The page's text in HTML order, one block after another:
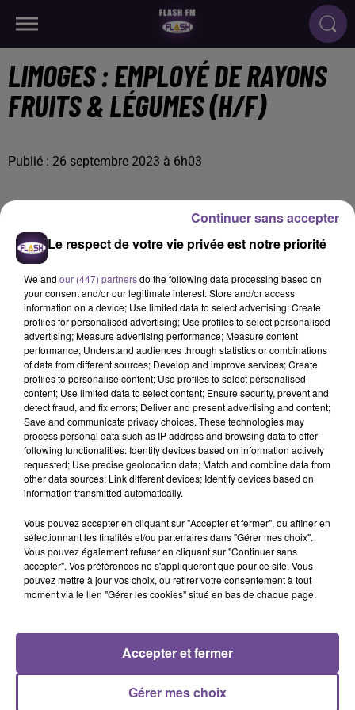
LIMOGES : EMPLOYÉ DE RAYONS
FRUITS & LÉGUMES (H/F)
Publié : 26 septembre 2023 à 6h03
Un magasin de Limoges recherche un employé de rayon
fruits & légumes (H/F). Vos principales missions seront : la
mise en rayon de la livraison du jour (et de la rotation
produits), le tri des produits (qualité), la réalisation du
balisage et de l'étiquetage produits et la bonne tenue globale
du périmètre (propreté, ruptures…). Dynamique, vous êtes
rigoureux et organisé. Vous savez faire preuve d’autonomie.
Référence de l’offre Pôle Emploi : 162CLHT
Le respect de votre vie privée est notre priorité
We and our (447) partnersdo the following data processing based on
your consent and/or our legitimate interest: Store and/or access
information on a device; Use limited data to select advertising; Create
profiles for personalised advertising; Use profiles to select personalised
advertising; Measure advertising performance; Measure content
performance; Understand audiences through statistics or combinations
of data from different sources; Develop and improve services; Create
profiles to personalise content; Use profiles to select personalised
content; Use limited data to select content; Ensure security, prevent and
detect fraud, and fix errors; Deliver and present advertising and content;
Save and communicate privacy choices. These technologies may
process personal data such as IP address and browsing data to offer
following functionalities: Identify devices based on information actively
requested; Use precise geolocation data; Match and combine data from
other data sources; Link different devices; Identify devices based on
information transmitted automatically.
Vous pouvez accepter en cliquant sur "Accepter et fermer", ou affiner en
sélectionnant les finalités et/ou partenaires dans "Gérer mes choix".
Vous pouvez également refuser en cliquant sur "Continuer sans
accepter". Vos préférences ne s'appliqueront que pour ce site. Vous
pouvez mettre à jour vos choix, ou retirer votre consentement à tout
moment via le lien "Gérer les cookies" situé en bas de chaque page.
Gérer mes choix
Accepter et fermer
Continuer sans accepter